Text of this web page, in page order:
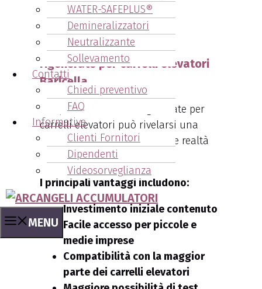
WATER-SAFEPLUS®
Demineralizzatori
Neutralizzante
Sollevamento
Contatti
Chiedi preventivo
FAQ
Informative
Clienti Fornitori
Dipendenti
Videosorveglianza
MENU
051.6271878
Vantaggi delle batterie
rigenerate per carrelli elevatori
Baricella
L’acquisto di batterie rigenerate per
carrelli elevatori può rivelarsi una
decisione strategica per molte realtà
aziendali.
I principali vantaggi includono:
Investimento iniziale contenuto
Facile accesso per piccole e
medie imprese
Compatibilità con la maggior
parte dei carrelli elevatori